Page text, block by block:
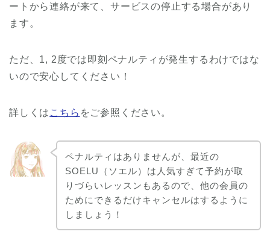
ートから連絡が来て、サービスの停止する場合があり
ます。
ただ、1, 2度では即刻ペナルティが発生するわけではな
いので安心してください！
詳しくは こちら をご参照ください。
ペナルティはありませんが、最近の
SOELU（ソエル）は人気すぎて予約が取
りづらいレッスンもあるので、他の会員の
ためにできるだけキャンセルはするように
しましょう！